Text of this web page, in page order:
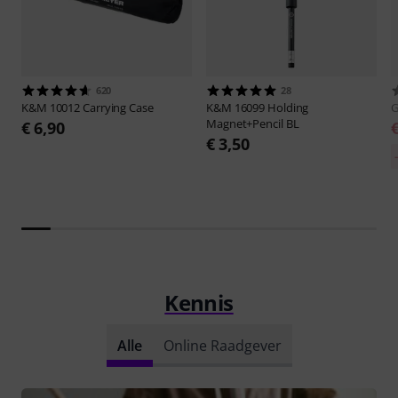
620
K&M 10012 Carrying Case
€ 6,90
28
K&M 16099 Holding
Magnet+Pencil BL
€ 3,50
Kennis
Alle Online Raadgever